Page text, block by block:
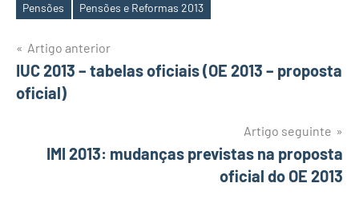
Pensões Pensões e Reformas 2013
Navegação
de
Artigo anterior
IUC 2013 – tabelas oficiais (OE 2013 – proposta
oficial)
Artigo seguinte
IMI 2013: mudanças previstas na proposta
oficial do OE 2013